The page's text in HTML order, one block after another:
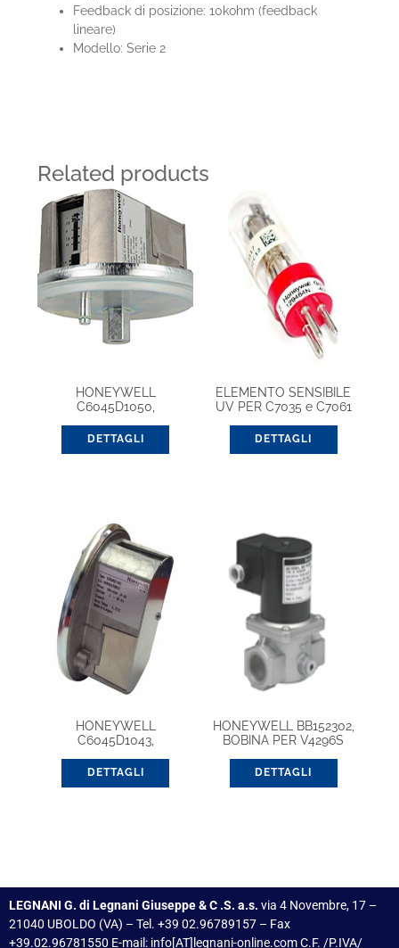
Feedback di posizione: 10kohm (feedback
lineare)
Modello: Serie 2
Related products
HONEYWELL
C6045D1050,
ARIA/GAS
DETTAGLI
ELEMENTO SENSIBILE
UV PER C7035 e C7061
DETTAGLI
HONEYWELL
C6045D1043,
ARIA/GAS
DETTAGLI
HONEYWELL BB152302,
BOBINA PER V4296S
DETTAGLI
LEGNANI G. di Legnani Giuseppe & C .S. a.s. via 4 Novembre, 17 –
21040 UBOLDO (VA) – Tel. +39 02.96789157 – Fax
+39.02.96781550 E-mail: info[AT]legnani-online.com C.F. /P.IVA/